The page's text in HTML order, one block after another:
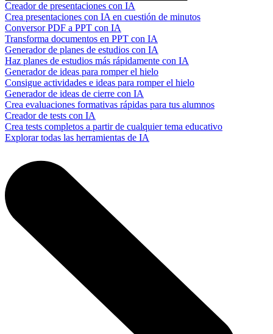
Creador de presentaciones con IA
Crea presentaciones con IA en cuestión de minutos
Conversor PDF a PPT con IA
Transforma documentos en PPT con IA
Generador de planes de estudios con IA
Haz planes de estudios más rápidamente con IA
Generador de ideas para romper el hielo
Consigue actividades e ideas para romper el hielo
Generador de ideas de cierre con IA
Crea evaluaciones formativas rápidas para tus alumnos
Creador de tests con IA
Crea tests completos a partir de cualquier tema educativo
Explorar todas las herramientas de IA